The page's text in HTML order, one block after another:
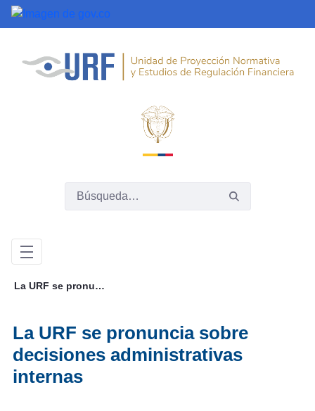
Saltar al contenido principal
La URF se pronuncia sobre decisiones administrativas internas
La URF se pronuncia sobre
decisiones administrativas
internas